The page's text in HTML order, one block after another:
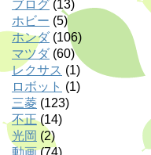
ブログ (13)
ホビー (5)
ホンダ (106)
マツダ (60)
レクサス (1)
ロボット (1)
三菱 (123)
不正(14)
光岡 (2)
動画(74)